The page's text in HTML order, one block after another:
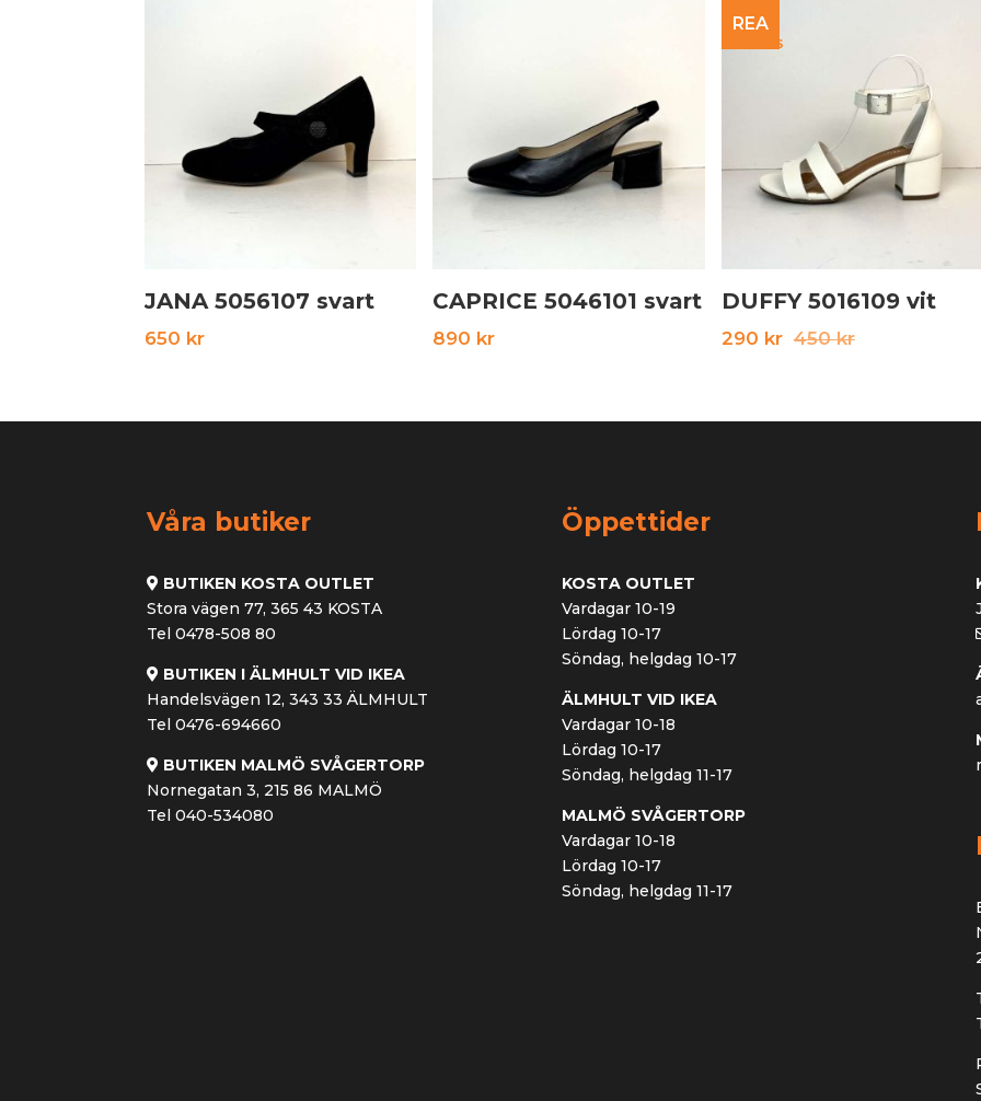
JANA 5056107 svart
650 kr
CAPRICE 5046101 svart
890 kr
REA
DUFFY 5016109 vit
450krDet
290 kr
Det
Våra butiker
BUTIKEN KOSTA OUTLET
Stora vägen 77, 365 43 KOSTA
Tel 0478-508 80
BUTIKEN I ÄLMHULT VID IKEA
Handelsvägen 12, 343 33 ÄLMHULT
Tel 0476-694660
BUTIKEN MALMÖ SVÅGERTORP
Nornegatan 3, 215 86 MALMÖ
Tel 040-534080
Öppettider
KOSTA OUTLET
Vardagar 10-19
Lördag 10-17
Söndag, helgdag 10-17
ÄLMHULT VID IKEA
Vardagar 10-18
Lördag 10-17
Söndag, helgdag 11-17
MALMÖ SVÅGERTORP
Vardagar 10-18
Lördag 10-17
Söndag, helgdag 11-17